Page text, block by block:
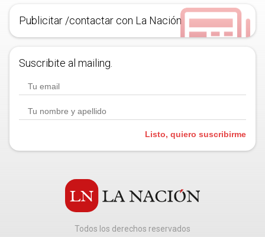
Publicitar /contactar con La Nación
Suscribite al mailing.
Listo, quiero suscribirme
Todos los derechos reservados